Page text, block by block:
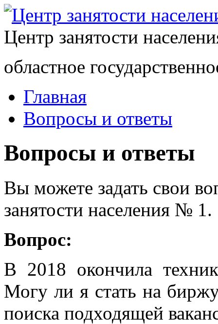
Центр занятости
областное
Главная
Вопросы и ответы
Вопросы и ответы
Вы можете задать свои
занятости населения № 1.
Вопрос:
В 2018 окончила
Могу ли я стать на
поиска подходящей